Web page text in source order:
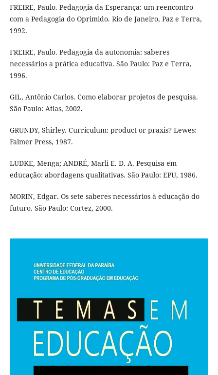
FREIRE, Paulo. Pedagogia da Esperança: um reencontro
com a Pedagogia do Oprimido. Rio de Janeiro, Paz e Terra,
1992.
FREIRE, Paulo. Pedagogia da autonomia: saberes
necessários a prática educativa. São Paulo: Paz e Terra,
1996.
GIL, Antônio Carlos. Como elaborar projetos de pesquisa.
São Paulo: Atlas, 2002.
GRUNDY, Shirley. Curriculum: product or praxis? Lewes:
Falmer Press, 1987.
LUDKE, Menga; ANDRÉ, Marli E. D. A. Pesquisa em
educação: abordagens qualitativas. São Paulo: EPU, 1986.
MORIN, Edgar. Os sete saberes necessários à educação do
futuro. São Paulo: Cortez, 2000.